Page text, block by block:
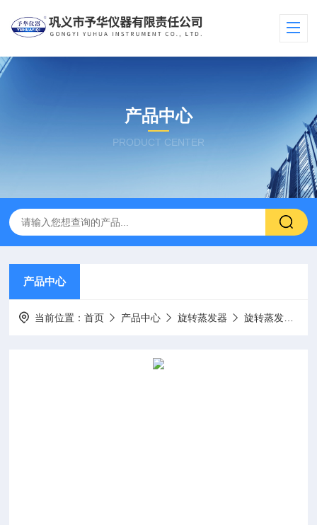
产品中心
PRODUCT CENTER
产品中心
当前位置：首页 产品中心 旋转蒸发器 旋转蒸发仪